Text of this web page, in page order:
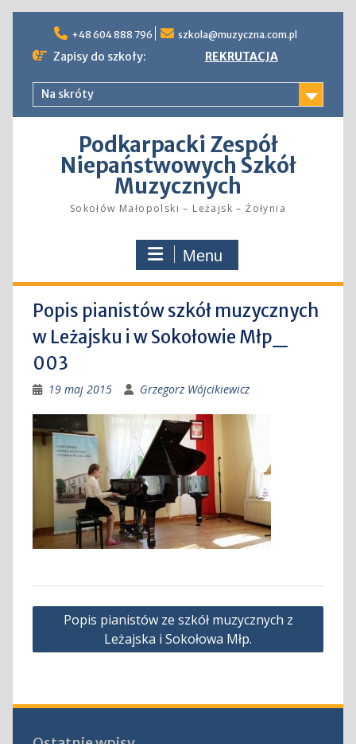
content
+48 604 888 796 szkola@muzyczna.com.pl
Zapisy do szkoły: REKRUTACJA
Na skróty
Podkarpacki Zespół
Niepaństwowych Szkół
Muzycznych
Sokołów Małopolski – Leżajsk – Żołynia
Menu
Popis pianistów szkół muzycznych
w Leżajsku i w Sokołowie Młp_
003
19 maj 2015 Grzegorz Wójcikiewicz
Nawigacja
Popis pianistów ze szkół muzycznych z
Leżajska i Sokołowa Młp.